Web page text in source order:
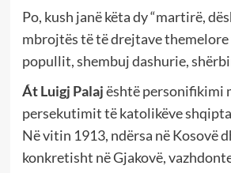
Po, kush janë këta dy “martirë,
mbrojtës të të drejtave
popullit, shembuj dashurie,
Át Luigj Palajështë personifikimi
persekutimit të katolikëve
Në vitin 1913, ndërsa në Kosovë
konkretisht në Gjakovë,